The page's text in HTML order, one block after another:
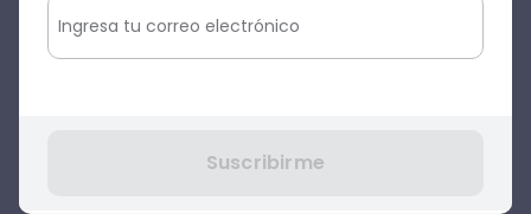
arte, por ejemplo, la animación y las
pinturas. (...) El color nos puede
Suscribirme